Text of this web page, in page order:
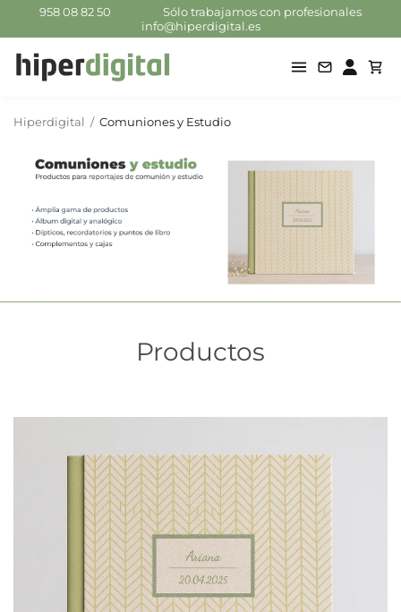
958 08 82 50
Sólo trabajamos con profesionales
info@hiperdigital.es
Hiperdigital / Comuniones y Estudio
Productos